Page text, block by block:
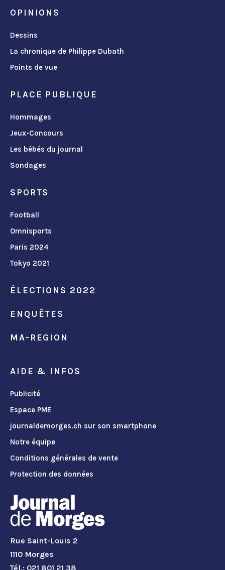
OPINIONS
Dessins
La chronique de Philippe Dubath
Points de vue
PLACE PUBLIQUE
Hommages
Jeux-Concours
Les bébés du journal
Sondages
SPORTS
Football
Omnisports
Paris 2024
Tokyo 2021
ÉLECTIONS 2022
ENQUÊTES
MA-REGION
AIDE & INFOS
Publicité
Espace PME
journaldemorges.ch sur son smartphone
Notre équipe
Conditions générales de vente
Protection des données
Rue Saint-Louis 2
1110 Morges
Tél.: 021 801 21 38